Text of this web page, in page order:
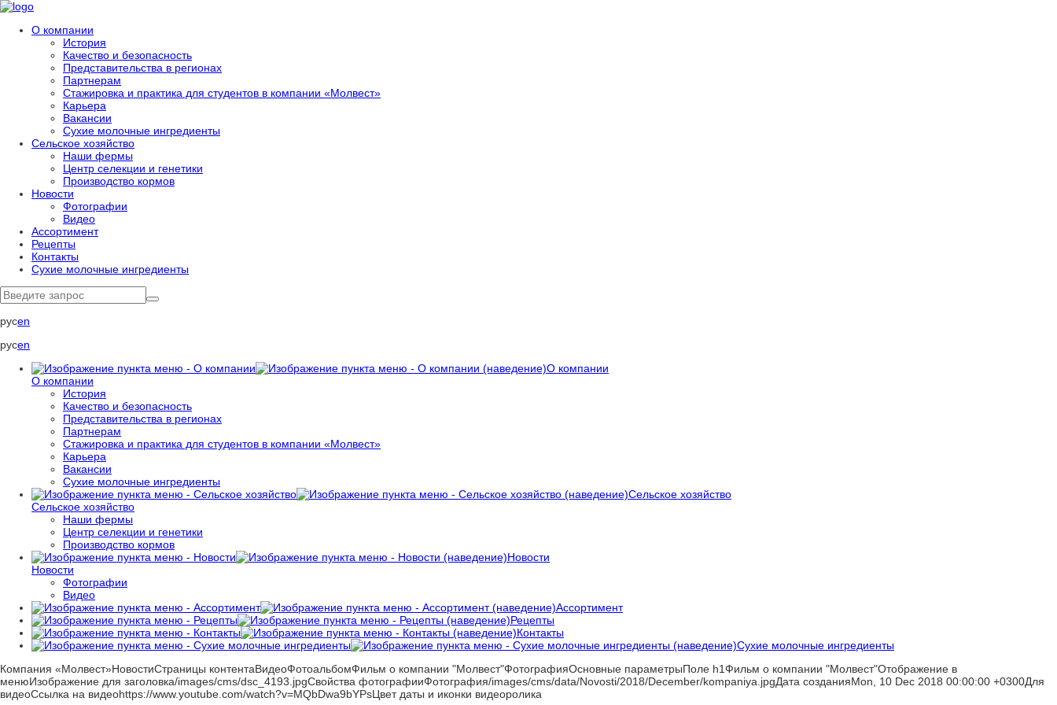
О компании
История
Качество и безопасность
Представительства в регионах
Партнерам
Стажировка и практика для студентов в компании «Молвест»
Карьера
Вакансии
Сухие молочные ингредиенты
Сельское хозяйство
Наши фермы
Центр селекции и генетики
Производство кормов
Новости
Фотографии
Видео
Ассортимент
Рецепты
Контакты
Сухие молочные ингредиенты
русen
русen
О компании
О компании
История
Качество и безопасность
Представительства в регионах
Партнерам
Стажировка и практика для студентов в компании «Молвест»
Карьера
Вакансии
Сухие молочные ингредиенты
Сельское хозяйство
Сельское хозяйство
Наши фермы
Центр селекции и генетики
Производство кормов
Новости
Новости
Фотографии
Видео
Ассортимент
Рецепты
Контакты
Сухие молочные ингредиенты
Компания «Молвест»НовостиСтраницы контентаВидеоФотоальбомФильм о компании "Молвест"ФотографияОсновные параметрыПоле h1Фильм о компании "Молвест"Отображение в
менюИзображение для заголовка/images/cms/dsc_4193.jpgСвойства фотографииФотография/images/cms/data/Novosti/2018/December/kompaniya.jpgДата созданияMon, 10 Dec 2018 00:00:00 +0300Для
видеоСсылка на видеоhttps://www.youtube.com/watch?v=MQbDwa9bYPsЦвет даты и иконки видеоролика